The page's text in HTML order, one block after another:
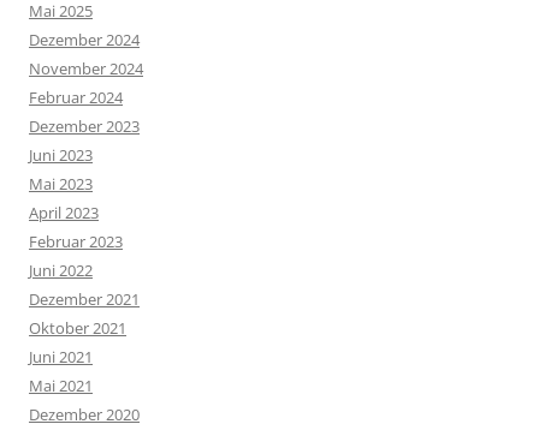
Mai 2025
Dezember 2024
November 2024
Februar 2024
Dezember 2023
Juni 2023
Mai 2023
April 2023
Februar 2023
Juni 2022
Dezember 2021
Oktober 2021
Juni 2021
Mai 2021
Dezember 2020